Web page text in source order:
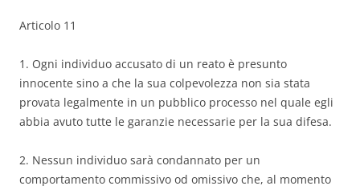
Articolo 11
1. Ogni individuo accusato di un reato è presunto
innocente sino a che la sua colpevolezza non sia stata
provata legalmente in un pubblico processo nel quale egli
abbia avuto tutte le garanzie necessarie per la sua difesa.
2. Nessun individuo sarà condannato per un
comportamento commissivo od omissivo che, al momento